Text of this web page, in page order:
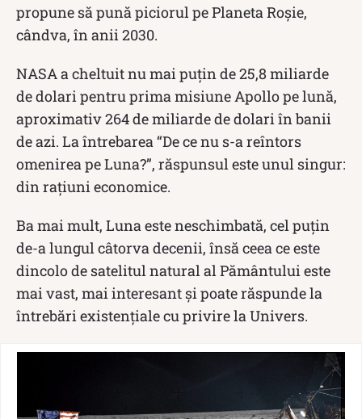
propune să pună piciorul pe Planeta Roșie,
cândva, în anii 2030.
NASA a cheltuit nu mai puțin de 25,8 miliarde
de dolari pentru prima misiune Apollo pe lună,
aproximativ 264 de miliarde de dolari în banii
de azi. La întrebarea “De ce nu s-a reîntors
omenirea pe Luna?”, răspunsul este unul singur:
din rațiuni economice.
Ba mai mult, Luna este neschimbată, cel puţin
de-a lungul câtorva decenii, însă ceea ce este
dincolo de satelitul natural al Pământului este
mai vast, mai interesant și poate răspunde la
întrebări existențiale cu privire la Univers.